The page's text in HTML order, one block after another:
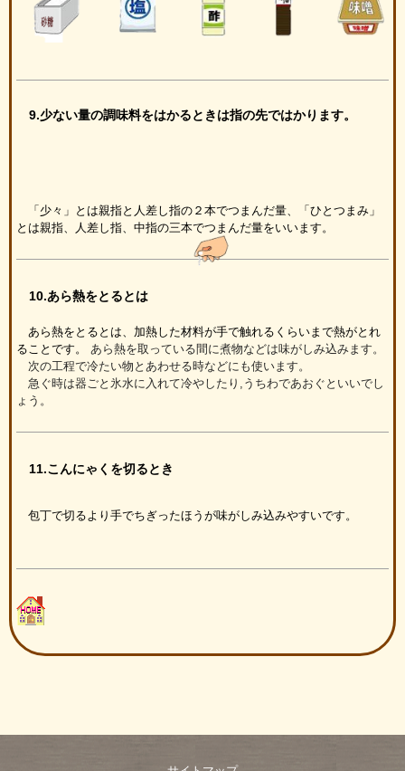
9.少ない量の調味料をはかるときは指の先ではかります。
「少々」とは親指と人差し指の２本でつまんだ量、「ひとつまみ」
とは親指、人差し指、中指の三本でつまんだ量をいいます。
10.あら熱をとるとは
あら熱をとるとは、加熱した材料が手で触れるくらいまで熱がとれ
ることです。
あら熱を取っている間に煮物などは味がしみ込みます。
次の工程で冷たい物とあわせる時などにも使います。
急ぐ時は器ごと氷水に入れて冷やしたり,うちわであおぐといいでし
ょう。
11.こんにゃくを切るとき
包丁で切るより手でちぎったほうが味がしみ込みやすいです。